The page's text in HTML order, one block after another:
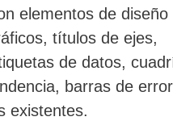
elementos de diseño
títulos de ejes,
de datos,
barras de
existentes.